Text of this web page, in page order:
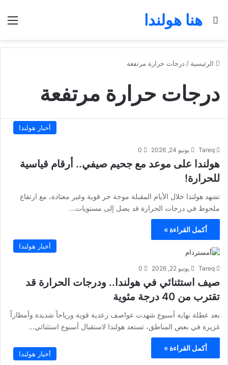
هنا هولندا
بحث عن
الرئيسية / درجات حرارة مرتفعة
درجات حرارة مرتفعة
أخبار هولندا
Tareq يونيو 24, 2026 0
هولندا على موعد مع جحيم صيفي.. أرقام قياسية
للحرارة!
تشهد هولندا خلال الأيام المقبلة موجة حر قوية وغير معتادة، مع ارتفاع
ملحوظ في درجات الحرارة قد يصل إلى مستويات…
أكمل القراءة »
أخبار هولندا
Tareq يونيو 22, 2026 0
صيف استثنائي في هولندا.. ودرجات الحرارة قد
تقترب من 40 درجة مئوية
بعد عطلة نهاية أسبوع شهدت عواصف رعدية قوية ورياحاً شديدة وأمطاراً
غزيرة في بعض المناطق، تستعد هولندا لاستقبال أسبوع استثنائي…
أكمل القراءة »
أخبار هولندا